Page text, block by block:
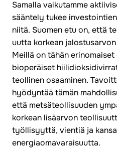
Samalla vaikutamme
sääntely tukee
niitä. Suomen etu on, että
uutta korkean
Meillä on tähän
bioperäiset
teollinen osaaminen.
hyödyntää tämän
että metsäteollisuuden
korkean lisäarvon
työllisyyttä, vientiä ja
energiaomavaraisuutta.